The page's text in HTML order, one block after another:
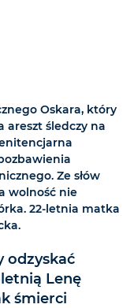
Oskara, który
areszt śledczy na
Ze słów
wolność nie
22-letnia matka
odzyskać
Lenę
śmierci